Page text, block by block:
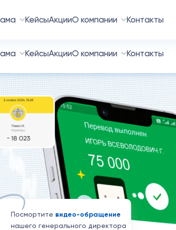
contact@cinar.ru
КейсыАкцииО компании Контакты
Посмортите видео-обращение
нашего генерального директора